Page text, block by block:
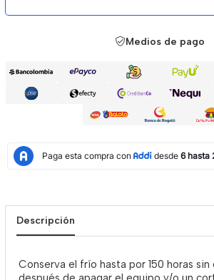
Medios de pago
Descripción
Conserva el frío hasta por 150 horas